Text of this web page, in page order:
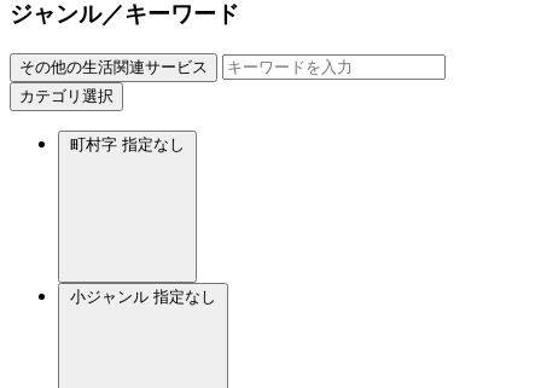
ジャンル／キーワード
その他の生活関連サービス
カテゴリ選択
町村字 指定なし
小ジャンル 指定なし